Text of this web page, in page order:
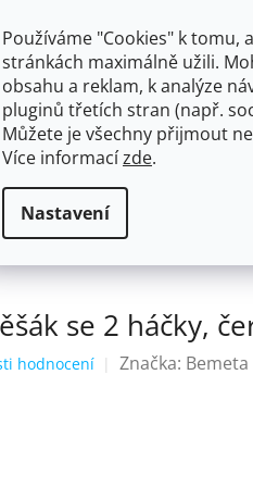
Používáme "Cookies" k tomu,
stránkách maximálně užili.
obsahu a reklam, k analýze
pluginů třetích stran (např.
Můžete je všechny přijmout
Více informacízde.
Nastavení
SE SPRCHOU
útěrky a ručníky
se 2 háčky,
hodnocení Značka: Bemeta